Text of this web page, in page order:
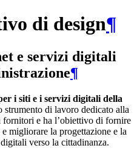
di design¶
e servizi digitali
¶
i siti e i servizi digitali della
strumento di lavoro dedicato alla
e ha l’obiettivo di fornire
migliorare la progettazione e la
verso la cittadinanza.